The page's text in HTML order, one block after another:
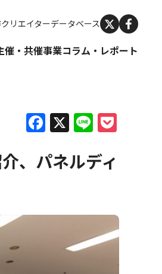
リエイターデータベース
催・共催事業コラム・レポート
Facebook
X Line
、パネルディ